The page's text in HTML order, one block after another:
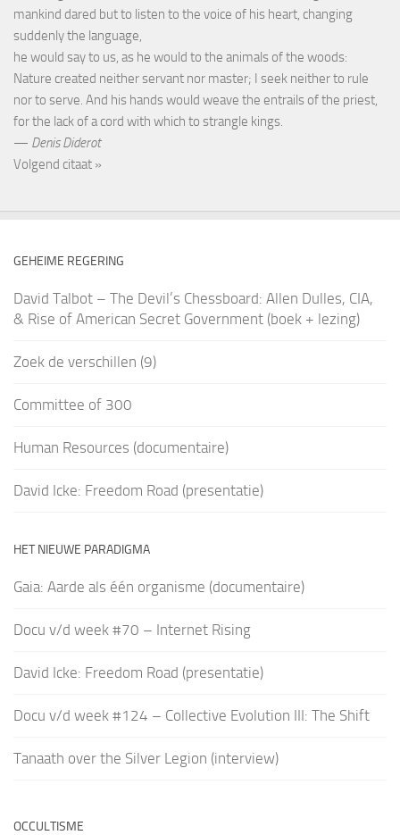
mankind dared but to listen to the voice of his heart, changing
suddenly the language,
he would say to us, as he would to the animals of the woods:
Nature created neither servant nor master; I seek neither to rule
nor to serve. And his hands would weave the entrails of the priest,
for the lack of a cord with which to strangle kings.
— Denis Diderot
Volgend citaat »
GEHEIME REGERING
David Talbot – The Devil’s Chessboard: Allen Dulles, CIA,
& Rise of American Secret Government (boek + lezing)
Zoek de verschillen (9)
Committee of 300
Human Resources (documentaire)
David Icke: Freedom Road (presentatie)
HET NIEUWE PARADIGMA
Gaia: Aarde als één organisme (documentaire)
Docu v/d week #70 – Internet Rising
David Icke: Freedom Road (presentatie)
Docu v/d week #124 – Collective Evolution III: The Shift
Tanaath over the Silver Legion (interview)
OCCULTISME